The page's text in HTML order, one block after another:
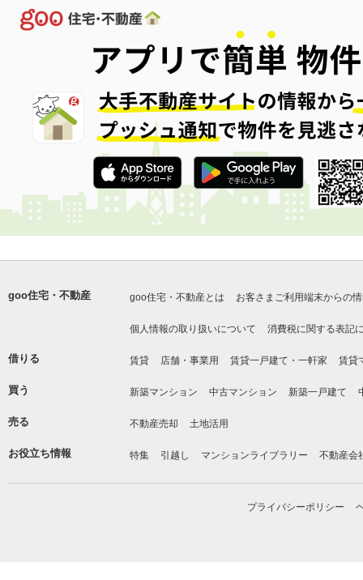
goo住宅・不動産 goo住宅・不動産とは お客さまご利用端末からの
個人情報の取り扱いについて 消費税に関する表記
借りる 賃貸 店舗・事業用 賃貸一戸建て・一軒家 賃貸
買う 新築マンション 中古マンション 新築一戸建て
売る 不動産売却 土地活用
お役立ち情報 特集 引越し マンションライブラリー 不動産会
プライバシーポリシー